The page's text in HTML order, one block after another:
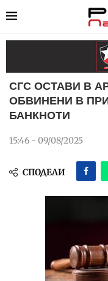
СГС ОСТАВИ В
ОБВИНЕНИ В
БАНКНОТИ
15:46 - 09/08/2025
СПОДЕЛИ